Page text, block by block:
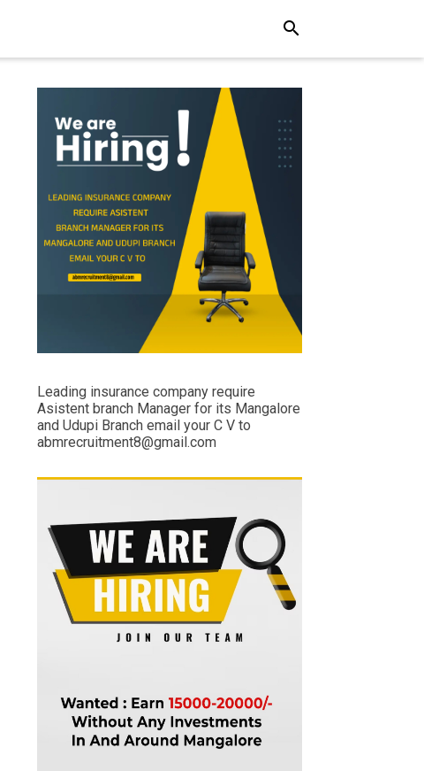
search
Leading insurance company require
Asistent branch Manager for its Mangalore
and Udupi Branch email your C V to
abmrecruitment8@gmail.com